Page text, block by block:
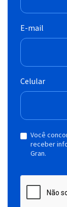
E-mail
Celular
Você
receber
Gran.